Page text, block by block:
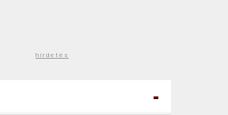
hirdetés
-